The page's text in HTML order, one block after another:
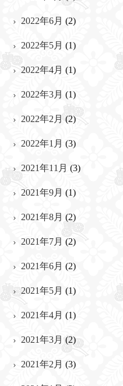
2022年6月 (2)
2022年5月 (1)
2022年4月 (1)
2022年3月 (1)
2022年2月 (2)
2022年1月 (3)
2021年11月 (3)
2021年9月 (1)
2021年8月 (2)
2021年7月 (2)
2021年6月 (2)
2021年5月 (1)
2021年4月 (1)
2021年3月 (2)
2021年2月 (3)